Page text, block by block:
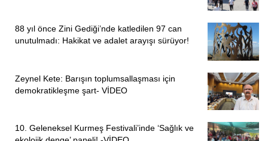
88 yıl önce Zini Gediği’nde katledilen 97 can
unutulmadı: Hakikat ve adalet arayışı sürüyor!
Zeynel Kete: Barışın toplumsallaşması için
demokratikleşme şart- VİDEO
10. Geleneksel Kurmeş Festivali’inde ‘Sağlık ve